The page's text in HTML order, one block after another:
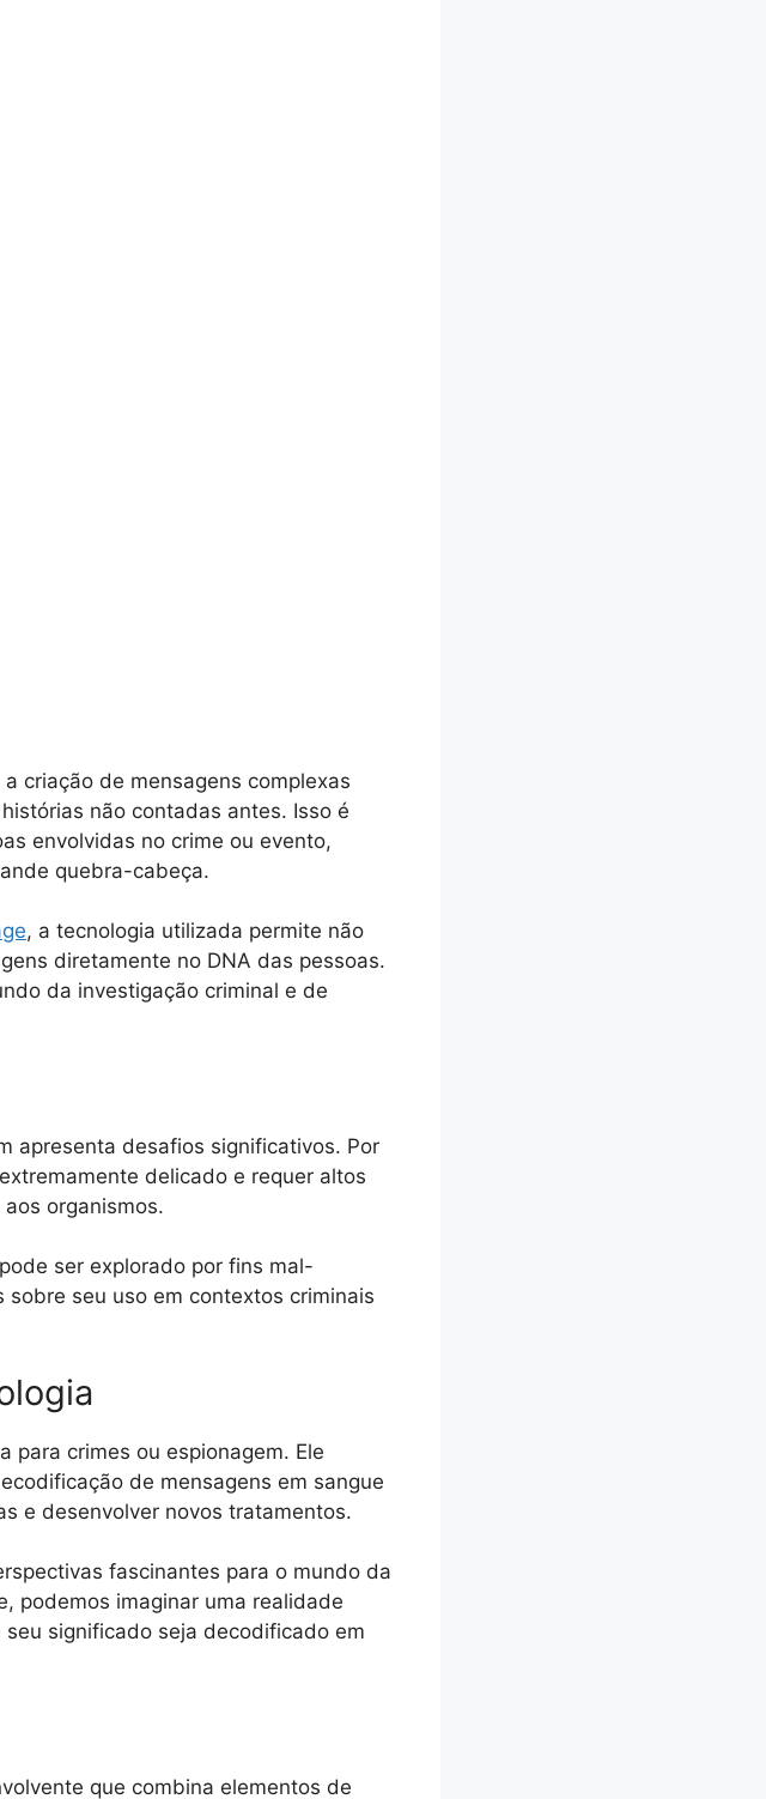
criação de mensagens complexas
não contadas antes. Isso é
envolvidas no crime ou evento,
quebra-cabeça.
, a tecnologia utilizada permite não
diretamente no DNA das pessoas.
da investigação criminal e de
apresenta desafios significativos. Por
delicado e requer altos
organismos.
ser explorado por fins mal-
seu uso em contextos criminais
para crimes ou espionagem. Ele
de mensagens em sangue
e desenvolver novos tratamentos.
fascinantes para o mundo da
podemos imaginar uma realidade
significado seja decodificado em
que combina elementos de